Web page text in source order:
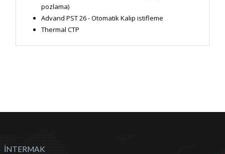
pozlama)
Advand PST 26 - Otomatik Kalıp istifleme
Thermal CTP
İNTERMAK